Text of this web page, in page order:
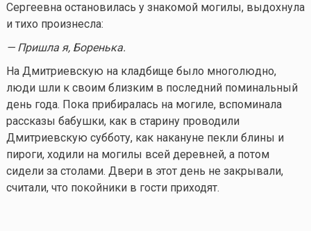
Сергеевна остановилась у знакомой могилы, выдохнула
и тихо произнесла:
— Пришла я, Боренька.
На Дмитриевскую на кладбище было многолюдно,
люди шли к своим близким в последний поминальный
день года. Пока прибиралась на могиле, вспоминала
рассказы бабушки, как в старину проводили
Дмитриевскую субботу, как накануне пекли блины и
пироги, ходили на могилы всей деревней, а потом
сидели за столами. Двери в этот день не закрывали,
считали, что покойники в гости приходят.